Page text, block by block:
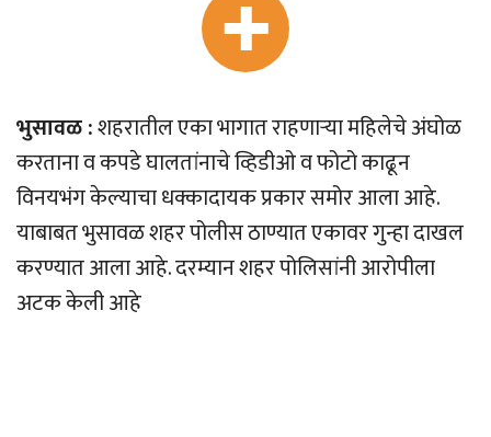
भुसावळ :शहरातील एका भागात राहणाऱ्या महिलेचे अंघोळ
करताना व कपडे घालतांनाचे व्हिडीओ व फोटो काढून
विनयभंग केल्याचा धक्कादायक प्रकार समोर आला आहे.
याबाबत भुसावळ शहर पोलीस ठाण्यात एकावर गुन्हा दाखल
करण्यात आला आहे. दरम्यान शहर पोलिसांनी आरोपीला
अटक केली आहे